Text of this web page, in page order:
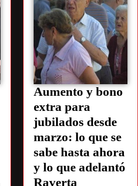
Aumento y bono
extra para
jubilados desde
marzo: lo que se
sabe hasta ahora
y lo que adelantó
Raverta